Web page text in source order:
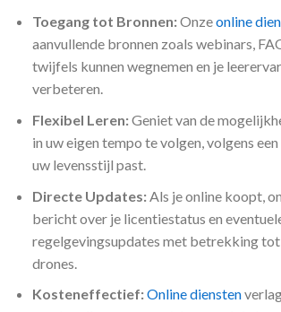
Toegang tot Bronnen:Onzeonline
aanvullende bronnen zoals webinars,
twijfels kunnen wegnemen en je
verbeteren.
Flexibel Leren:Geniet van de
in uw eigen tempo te volgen, volgens
uw levensstijl past.
Directe Updates:Als je online koopt,
bericht over je licentiestatus en
regelgevingsupdates met betrekking
drones.
Kosteneffectief:Online diensten